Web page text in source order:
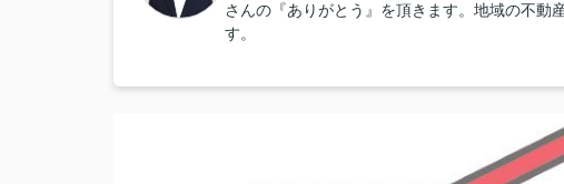
さんの『ありがとう』を頂きます。地域の不動
す。